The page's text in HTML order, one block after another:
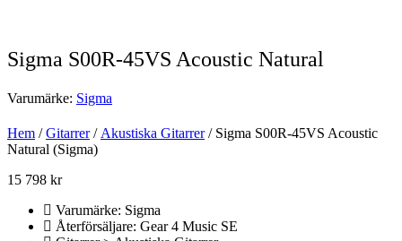
Sigma S00R-45VS Acoustic Natural
Varumärke: Sigma
Hem /Gitarrer/Akustiska Gitarrer/ Sigma S00R-45VS Acoustic
Natural (Sigma)
15 798 kr
Varumärke: Sigma
Återförsäljare: Gear 4 Music SE